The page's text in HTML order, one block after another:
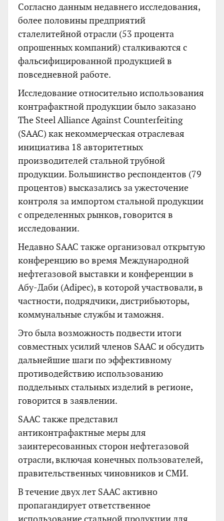
Согласно данным недавнего исследования,
более половины предприятий
сталелитейной отрасли (53 процента
опрошенных компаний) сталкиваются с
фальсифицированной продукцией в
повседневной работе.
Исследование относительно использования
контрафактной продукции было заказано
The Steel Alliance Against Counterfeiting
(SAAC) как некоммерческая отраслевая
инициатива 18 авторитетных
производителей стальной трубной
продукции. Большинство респондентов (79
процентов) высказались за ужесточение
контроля за импортом стальной продукции
с определенных рынков, говорится в
исследовании.
Недавно SAAC также организовал открытую
конференцию во время Международной
нефтегазовой выставки и конференции в
Абу-Даби (Adipec), в которой участвовали, в
частности, подрядчики, дистрибьюторы,
коммунальные службы и таможня.
Это была возможность подвести итоги
совместных усилий членов SAAC и обсудить
дальнейшие шаги по эффективному
противодействию использованию
поддельных стальных изделий в регионе,
говорится в заявлении.
SAAC также представил
антиконтрафактные меры для
заинтересованных сторон нефтегазовой
отрасли, включая конечных пользователей,
правительственных чиновников и СМИ.
В течение двух лет SAAC активно
пропагандирует ответственное
использование стальной продукции для